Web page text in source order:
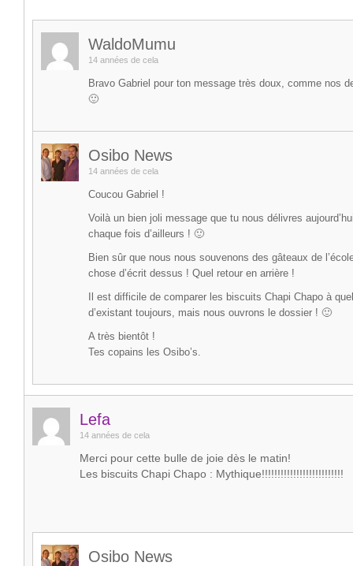
WaldoMumu
14 années de cela
Bravo Gabriel pour ton message très doux, comme nos
🙂
Osibo News
14 années de cela
Coucou Gabriel !
Voilà un bien joli message que tu nous délivres
chaque fois d’ailleurs ! 🙂
Bien sûr que nous nous souvenons des gâteaux de
chose d’écrit dessus ! Quel retour en arrière !
Il est difficile de comparer les biscuits Chapi Chapo à
d’existant toujours, mais nous ouvrons le dossier ! 🙂
A très bientôt !
Tes copains les Osibo’s.
Lefa
14 années de cela
Merci pour cette bulle de joie dès le matin!
Les biscuits Chapi Chapo : Mythique!!!!!!!!!!!!!!!!!!!!!!!!!!
Osibo News